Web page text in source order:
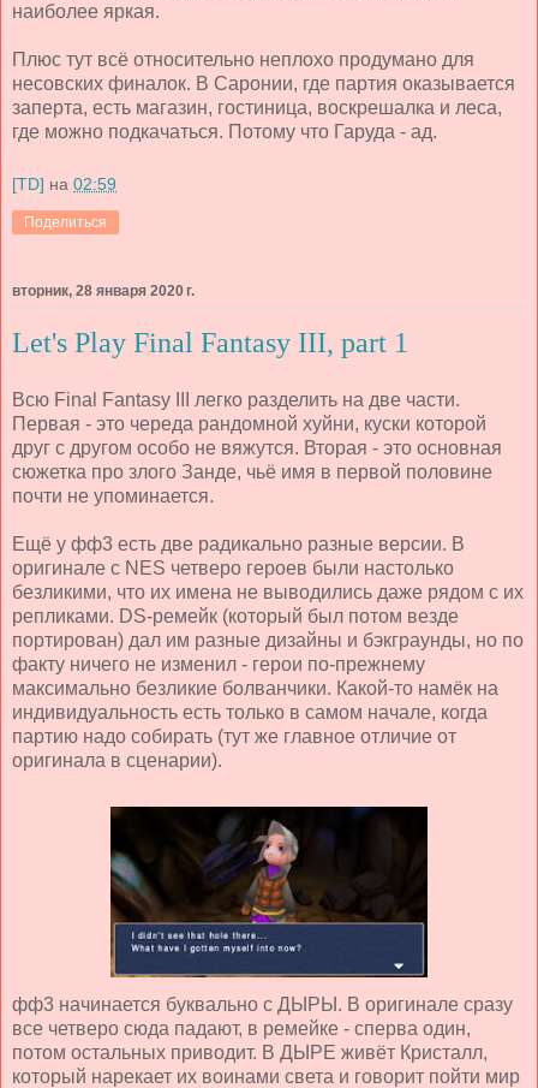
наиболее яркая.
Плюс тут всё относительно неплохо продумано для
несовских финалок. В Саронии, где партия оказывается
заперта, есть магазин, гостиница, воскрешалка и леса,
где можно подкачаться. Потому что Гаруда - ад.
[TD] на 02:59
Поделиться
вторник, 28 января 2020 г.
Let's Play Final Fantasy III, part 1
Всю Final Fantasy III легко разделить на две части.
Первая - это череда рандомной хуйни, куски которой
друг с другом особо не вяжутся. Вторая - это основная
сюжетка про злого Занде, чьё имя в первой половине
почти не упоминается.
Ещё у фф3 есть две радикально разные версии. В
оригинале с NES четверо героев были настолько
безликими, что их имена не выводились даже рядом с их
репликами. DS-ремейк (который был потом везде
портирован) дал им разные дизайны и бэкграунды, но по
факту ничего не изменил - герои по-прежнему
максимально безликие болванчики. Какой-то намёк на
индивидуальность есть только в самом начале, когда
партию надо собирать (тут же главное отличие от
оригинала в сценарии).
фф3 начинается буквально с ДЫРЫ. В оригинале сразу
все четверо сюда падают, в ремейке - сперва один,
потом остальных приводит. В ДЫРЕ живёт Кристалл,
который нарекает их воинами света и говорит пойти мир